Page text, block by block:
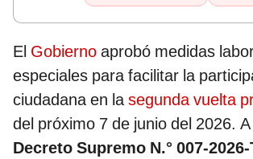
El Gobierno aprobó medidas
especiales para facilitar la
ciudadana en lasegunda vuelta
del próximo 7 de junio del 2026.
Decreto Supremo N.° 007-2026-